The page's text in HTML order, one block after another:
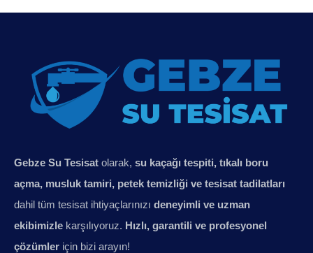
Gebze Su Tesisat olarak, su kaçağı tespiti, tıkalı boru
açma, musluk tamiri, petek temizliği ve tesisat tadilatları
dahil tüm tesisat ihtiyaçlarınızı deneyimli ve uzman
ekibimizle karşılıyoruz. Hızlı, garantili ve profesyonel
çözümler için bizi arayın!